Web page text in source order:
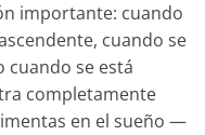
importante: cuando
cuando se
cuando se está
completamente
en el sueño —